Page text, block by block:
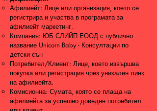
Афилиейт: Лице или организация, което се
регистрира и участва в програмата за
афилиейт маркетинг.
Компания: ЮБ СЛИЙП ЕООД с публично
название Unicorn Baby - Консултации по
детски сън
Потребител/Клиент: Лице, което извършва
покупка или регистрация чрез уникален линк
на афилиейта.
Комисионна: Сумата, която се плаща на
афилиейта за успешно доведен потребител